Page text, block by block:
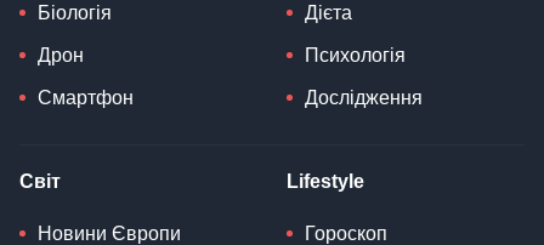
Біологія
Дрон
Смартфон
Дієта
Психологія
Дослідження
Світ
Новини Європи
Lifestyle
Гороскоп